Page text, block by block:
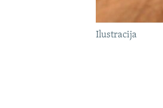
Ilustracija